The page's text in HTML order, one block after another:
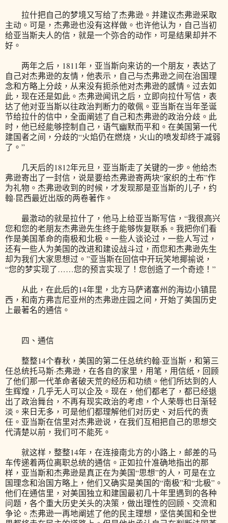
拉什把自己的梦境又写给了杰弗逊。并建议杰弗逊采取
主动。可是，杰弗逊也没有这样做。也许他认为，自己当初
给亚当斯夫人的信，就是一个弥合的动作，可是结果却并不
好。
两年之后，1811年，亚当斯向来访的一个朋友，表达了
自己对杰弗逊的友情，他表示，自己与杰弗逊之间在治国理
念和方略上分歧，从来没有扼杀他对杰弗逊的感情。过去如
此，现在还是如此。杰弗逊闻讯之后，立即向拉什写信，表
达了他对亚当斯以往政治判断力的敬佩。亚当斯在当年圣诞
节给拉什的信中，全面阐述了自己和杰弗逊的政治分歧。此
时，他已经能够控制自己，语气幽默而平和。在美国第一代
建国者之间，分歧的“火焰仍在燃烧，火山的喷发却终于减弱
了。”
几天后的1812年元旦，亚当斯走了关键的一步。他给杰
弗逊寄出了一封信，说是要给杰弗逊寄两块“家织的土布”作
为礼物。杰弗逊收到的时候，才发现那是亚当斯的儿子，约
翰·昆西最近出版的两卷著作。
最激动的就是拉什了，他马上给亚当斯写信，“我很高兴
您和您的老朋友杰弗逊先生终于能够恢复联系。我把你们看
作是美国革命的南极和北极。一些人谈论过，一些人写过，
还有一些人为美国的改进和建设战斗过，而您和杰弗逊先生
却为我们大家思想过。”亚当斯在回信中开玩笑地揶揄说，
“您的梦实现了……您的预言实现了！您创造了一个奇迹！”
从此，在此后的14年里，北方马萨诸塞州的海边小镇昆
西，和南方弗吉尼亚州的杰弗逊庄园之间，开始了美国历史
上最著名的通信。
四、通信
整整14个春秋，美国的第二任总统约翰·亚当斯，和第三
任总统托马斯·杰弗逊，在各自的家里，用笔，用信纸，回顾
了他们那一代革命者破天荒的经历和功绩。他们所达到的人
生辉煌，几乎无人可以企及。现在，他们都老了，都已经退
出了政治舞台，不再有现实政治的考虑，个人荣辱也日渐轻
淡。来日无多，可是他们都理解他们对历史、对后代的责
任。亚当斯在信里对杰弗逊说，在我们互相把自己的思想交
代清楚以前，我们可不能死。
就这样，整整14年，在连接南北方的小路上，邮差的马
车传递着两位离职总统的通信。正如拉什准确地指出的那
样，亚当斯和杰弗逊是真正在为美国“思想”的人，可是在立
国理念和治国方略上，他们又确实是美国的“南极”和“北极”。
他们在通信里，对美国独立和建国最初几十年里遇到的各种
问题，各个重大历史关头的决策，做出理性的回顾、交流和
争论。杰弗逊一再地阐述了他的民主理想，坚信美国和全世